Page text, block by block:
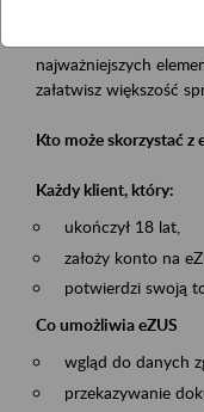
najważniejszych
załatwisz większość
Kto może skorzystać z
Każdy klient, który:
ukończył 18 lat,
założy konto na
potwierdzi swoją
Co umożliwia eZUS
wgląd do danych
przekazywanie